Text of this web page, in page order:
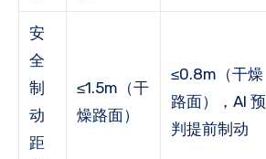
安
全
制
动
距
≤1.5m（干
燥路面）
≤0.8m（干燥
路面），AI 预
判提前制动